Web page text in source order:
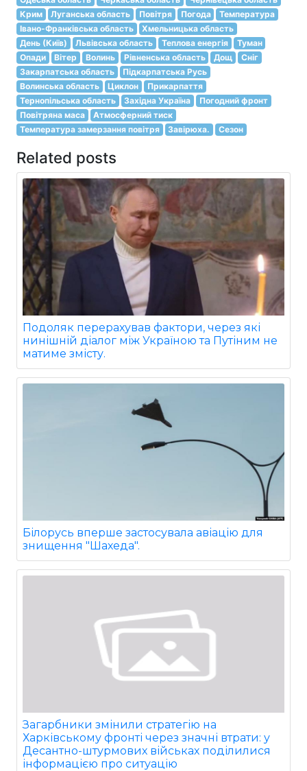
Крим
Луганська область Повітря Погода
Температура
Івано-Франківська область
Хмельницька область
День (Київ)
Львівська область Теплова енергія
Туман
Опади
Вітер Волинь Рівненська область Дощ
Сніг
Закарпатська область
Підкарпатська Русь
Волинська область
Циклон
Прикарпаття
Тернопільська область
Західна Україна
Погодний фронт
Повітряна маса
Атмосферний тиск
Температура замерзання повітря
Завірюха. Сезон
Related posts
Подоляк перерахував фактори, через які
нинішній діалог між Україною та Путіним не
матиме змісту.
Білорусь вперше застосувала авіацію для
знищення "Шахеда".
Загарбники змінили стратегію на
Харківському фронті через значні втрати: у
Десантно-штурмових військах поділилися
інформацією про ситуацію